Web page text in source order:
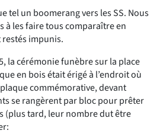
tel un boomerang vers les SS. Nous
à les faire tous comparaître en
impunis.
la cérémonie funèbre sur la place
en bois était érigé à l’endroit où
commémorative, devant
se rangèrent par bloc pour prêter
(plus tard, leur nombre dut être